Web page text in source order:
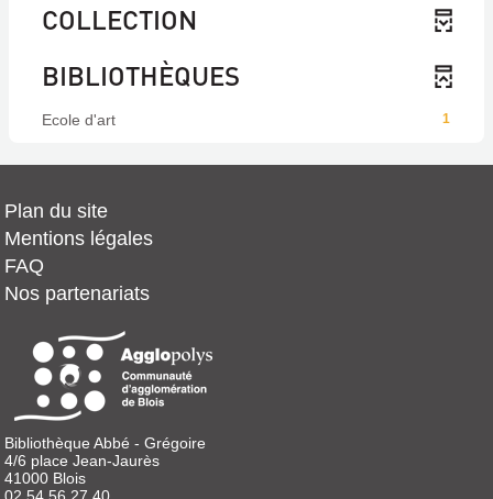
COLLECTION
BIBLIOTHÈQUES
1
Ecole d'art
Plan du site
Mentions légales
FAQ
Nos partenariats
Bibliothèque Abbé - Grégoire
4/6 place Jean-Jaurès
41000 Blois